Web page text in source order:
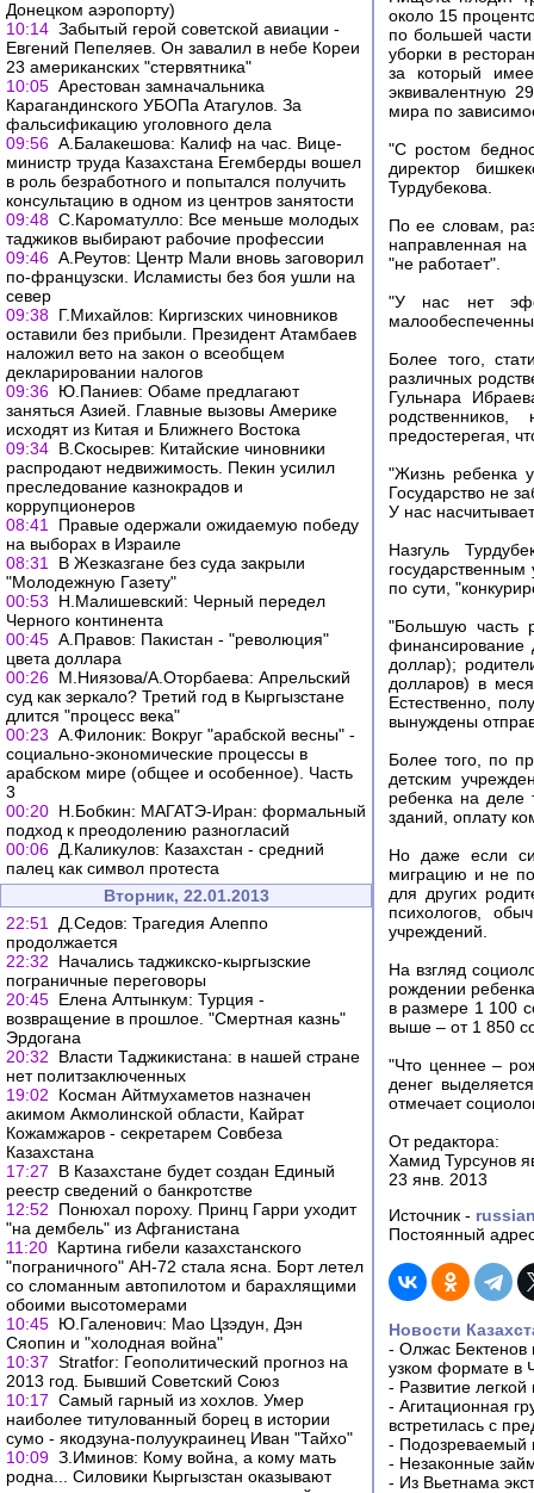
Донецком аэропорту)
10:14 Забытый герой советской авиации -
Евгений Пепеляев. Он завалил в небе Кореи
23 американских "стервятника"
10:05 Арестован замначальника
Карагандинского УБОПа Атагулов. За
фальсификацию уголовного дела
09:56 А.Балакешова: Калиф на час. Вице-
министр труда Казахстана Егемберды вошел
в роль безработного и попытался получить
консультацию в одном из центров занятости
09:48 С.Кароматулло: Все меньше молодых
таджиков выбирают рабочие профессии
09:46 А.Реутов: Центр Мали вновь заговорил
по-французски. Исламисты без боя ушли на
север
09:38 Г.Михайлов: Киргизских чиновников
оставили без прибыли. Президент Атамбаев
наложил вето на закон о всеобщем
декларировании налогов
09:36 Ю.Паниев: Обаме предлагают
заняться Азией. Главные вызовы Америке
исходят из Китая и Ближнего Востока
09:34 В.Скосырев: Китайские чиновники
распродают недвижимость. Пекин усилил
преследование казнокрадов и
коррупционеров
08:41
Правые одержали ожидаемую победу
на выборах в Израиле
08:31
В Жезказгане без суда закрыли
"Молодежную Газету"
00:53
Н.Малишевский: Черный передел
Черного континента
00:45 А.Правов: Пакистан - "революция"
цвета доллара
00:26 М.Ниязова/А.Оторбаева: Апрельский
суд как зеркало? Третий год в Кыргызстане
длится "процесс века"
00:23 А.Филоник: Вокруг "арабской весны" -
социально-экономические процессы в
арабском мире (общее и особенное). Часть
3
00:20 Н.Бобкин: МАГАТЭ-Иран: формальный
подход к преодолению разногласий
00:06 Д.Каликулов: Казахстан - средний
палец как символ протеста
Вторник, 22.01.2013
22:51
Д.Седов: Трагедия Алеппо
продолжается
22:32
Начались таджикско-кыргызские
пограничные переговоры
20:45 Елена Алтынкум: Турция -
возвращение в прошлое. "Смертная казнь"
Эрдогана
20:32
Власти Таджикистана: в нашей стране
нет политзаключенных
19:02
Косман Айтмухаметов назначен
акимом Акмолинской области, Кайрат
Кожамжаров - секретарем Совбеза
Казахстана
17:27
В Казахстане будет создан Единый
реестр сведений о банкротстве
12:52
Понюхал пороху. Принц Гарри уходит
"на дембель" из Афганистана
11:20 Картина гибели казахстанского
"пограничного" АН-72 стала ясна. Борт летел
со сломанным автопилотом и барахлящими
обоими высотомерами
10:45 Ю.Галенович: Мао Цзэдун, Дэн
Сяопин и "холодная война"
10:37 Stratfor: Геополитический прогноз на
2013 год. Бывший Советский Союз
10:17 Самый гарный из хохлов. Умер
наиболее титулованный борец в истории
сумо - якодзуна-полуукраинец Иван "Тайхо"
10:09 З.Иминов: Кому война, а кому мать
родна... Силовики Кыргызстан оказывают
около 15
по большей
уборки в
за который
эквивалентную
мира по
"С ростом
директор
Турдубекова.
По ее словам,
направленная
"не работает".
"У нас нет
Более того,
различных
Гульнара
предостерегая,
"Жизнь ребенка
Государство не
У нас
Назгуль
по сути,
"Большую часть
финансирование
доллар);
долларов) в
Естественно,
вынуждены
Более того, по
детским
ребенка на деле
зданий, оплату
Но даже если
миграцию и не
для других
психологов,
учреждений.
На взгляд
рождении
в размере 1 100
выше – от 1 850
"Что ценнее –
денег
отмечает
От редактора:
Хамид Турсунов
23 янв. 2013
Источник -
Постоянный
Новости
- Олжас Бектенов
узком формате в
- Развитие
- Агитационная
встретилась с
- Подозреваемый
- Незаконные
- Из Вьетнама